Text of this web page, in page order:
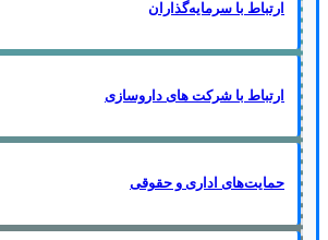
ارتباط با سرمایه‌گذاران
ارتباط با شرکت های داروسازی
حمایت‌های اداری و حقوقی